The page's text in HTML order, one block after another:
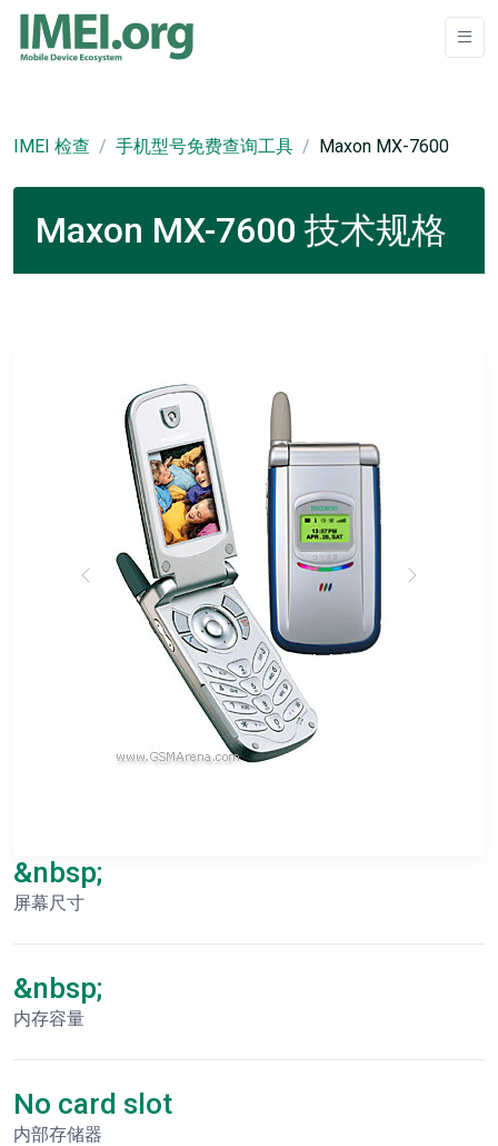
IMEI 检查 手机型号免费查询工具 Maxon MX-7600
Maxon MX-7600 技术规格
&nbsp;
屏幕尺寸
&nbsp;
内存容量
No card slot
内部存储器